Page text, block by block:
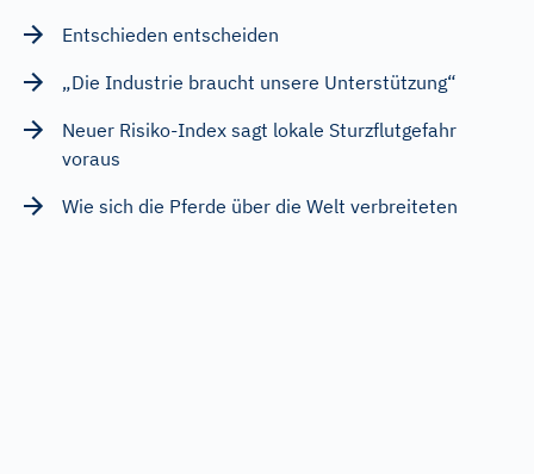
Entschieden entscheiden
„Die Industrie braucht unsere Unterstützung“
Neuer Risiko-Index sagt lokale Sturzflutgefahr
voraus
Wie sich die Pferde über die Welt verbreiteten